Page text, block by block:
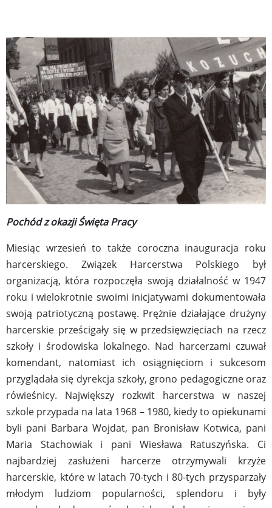
Pochód z okazji Święta Pracy
Miesiąc wrzesień to także coroczna inauguracja roku
harcerskiego. Związek Harcerstwa Polskiego był
organizacją, która rozpoczęła swoją działalność w 1947
roku i wielokrotnie swoimi inicjatywami dokumentowała
swoją patriotyczną postawę. Prężnie działające drużyny
harcerskie prześcigały się w przedsięwzięciach na rzecz
szkoły i środowiska lokalnego. Nad harcerzami czuwał
komendant, natomiast ich osiągnięciom i sukcesom
przyglądała się dyrekcja szkoły, grono pedagogiczne oraz
rówieśnicy. Największy rozkwit harcerstwa w naszej
szkole przypada na lata 1968 – 1980, kiedy to opiekunami
byli pani Barbara Wojdat, pan Bronisław Kotwica, pani
Maria Stachowiak i pani Wiesława Ratuszyńska. Ci
najbardziej zasłużeni harcerze otrzymywali krzyże
harcerskie, które w latach 70-tych i 80-tych przysparzały
młodym ludziom popularności, splendoru i były